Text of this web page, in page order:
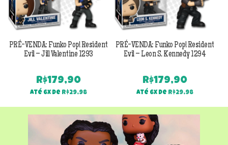
PRÉ-VENDA: Funko Pop! Resident
Evil – Jill Valentine 1293
R$179,90
Até 6x de R$29,98
PRÉ-VENDA: Funko Pop! Resident
Evil – Leon S. Kennedy 1294
R$179,90
Até 6x de R$29,98